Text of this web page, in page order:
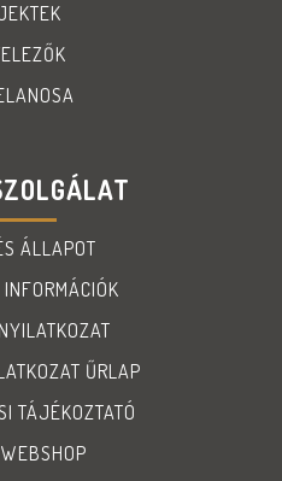
ÁLLAPOT
ŰRLAP
TÁJÉKOZTATÓ